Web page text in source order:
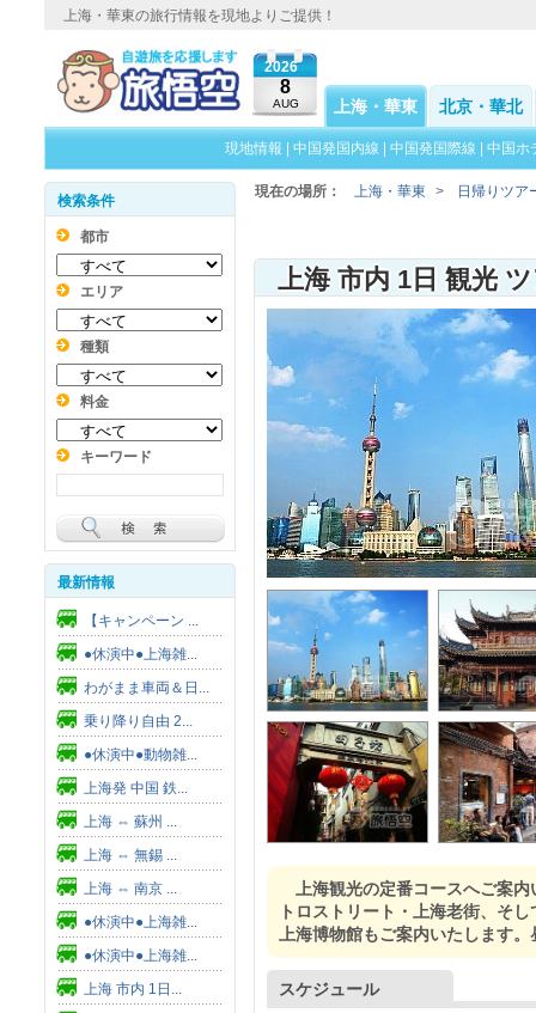
上海・華東の旅行情報を現地よりご提供！
2026
8
AUG 上海・華東 北京・華北
現地情報 中国発国内線 中国発国際線 中国ホ
検索条件
都市
エリア
種類
料金
キーワード
最新情報
【キャンペーン ...
●休演中●上海雑...
わがまま車両＆日...
乗り降り自由 2...
●休演中●動物雑...
上海発 中国 鉄...
上海 ⇔ 蘇州 ...
上海 ⇔ 無錫 ...
上海 ⇔ 南京 ...
●休演中●上海雑...
●休演中●上海雑...
上海 市内 1日...
現在の場所： 上海・華東 > 日帰りツア
上海 市内 1日 観光
上海観光の定番コースへご案
トロストリート・上海老街、そ
上海博物館もご案内いたします
スケジュール